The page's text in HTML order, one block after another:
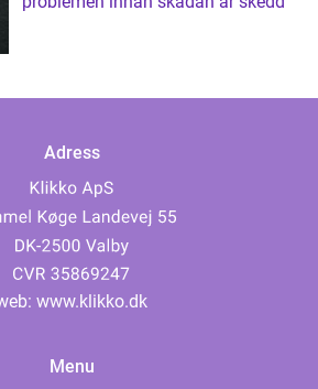
Adress
www.klikko.dk
Menu